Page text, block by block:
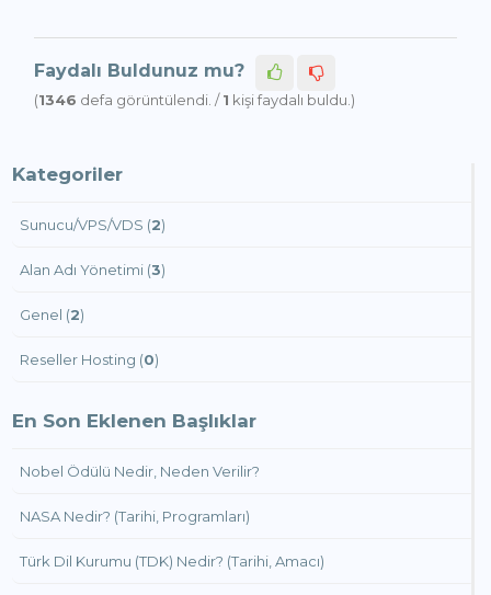
Faydalı Buldunuz mu?
(1346 defa görüntülendi. /1 kişi faydalı buldu.)
Kategoriler
Sunucu/VPS/VDS (2)
Alan Adı Yönetimi (3)
Genel (2)
Reseller Hosting (0)
En Son Eklenen Başlıklar
Nobel Ödülü Nedir, Neden Verilir?
NASA Nedir? (Tarihi, Programları)
Türk Dil Kurumu (TDK) Nedir? (Tarihi, Amacı)